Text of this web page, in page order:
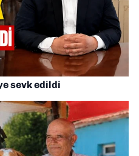
sevk edildi